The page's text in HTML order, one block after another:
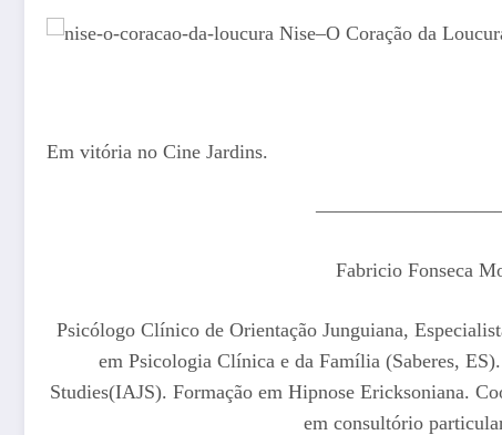
Em vitória no Cine Jardins.
Fabricio Fonseca
Psicólogo Clínico de Orientação Junguiana,
em Psicologia Clínica e da Família (Saberes,
Studies(IAJS). Formação em Hipnose Ericksoniana.
em consultório